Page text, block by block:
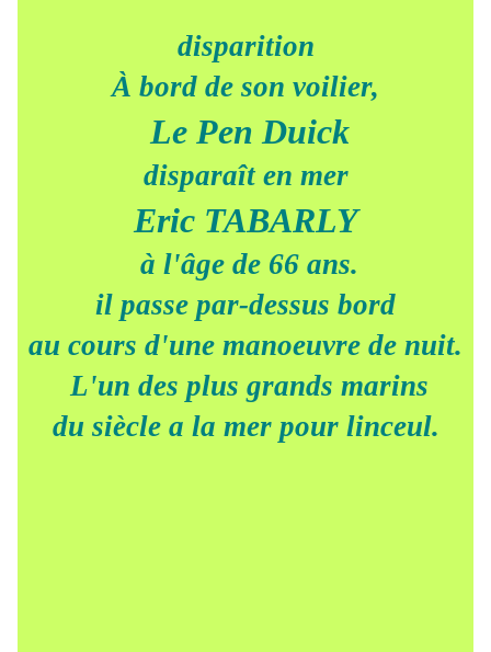
disparition
À bord de son voilier,
Le Pen Duick
disparaît en mer
Eric TABARLY
à l'âge de 66 ans.
il passe par-dessus bord
au cours d'une manoeuvre de nuit.
L'un des plus grands marins
du siècle a la mer pour linceul.